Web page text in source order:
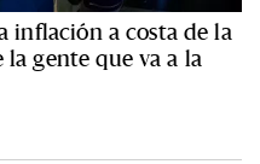
inflación a costa de la
gente que va a la